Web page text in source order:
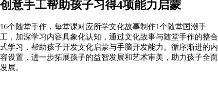
创意手工帮助孩子习得4项能力启蒙
16个随堂手作，每堂课对应所学文化故事制作1个随堂国潮手
工，加深学习内容具象化认知，通过文化故事与随堂手作的整合
式学习，帮助孩子开发文化启蒙与手脑开发能力。循序渐进的内
容设置，进一步拓展孩子的益智发展和艺术审美，助力孩子全面
发展。